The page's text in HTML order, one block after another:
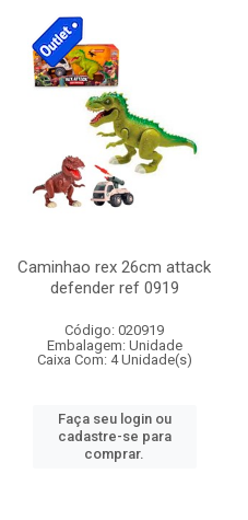
Caminhao rex 26cm attack
defender ref 0919
Código: 020919
Embalagem: Unidade
Caixa Com: 4 Unidade(s)
Faça seu login ou
cadastre-se para
comprar.